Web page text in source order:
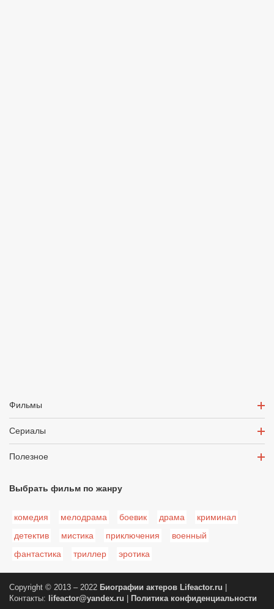
Фильмы
Сериалы
Полезное
Выбрать фильм по жанру
комедия мелодрама боевик драма
криминал
детектив
мистика приключения
военный
фантастика
триллер эротика
Copyright © 2013 – 2022 Биографии актеров Lifeactor.ru
Контакты:
lifeactor@yandex.ru Политика конфиденциальности